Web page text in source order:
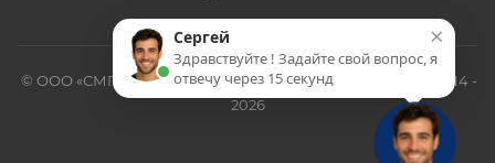
© ООО «СМП-Проект», поставка серверных запчастей, 2014 -
2026
×
Сергей
Здравствуйте ! Задайте свой вопрос, я
отвечу через 15 секунд